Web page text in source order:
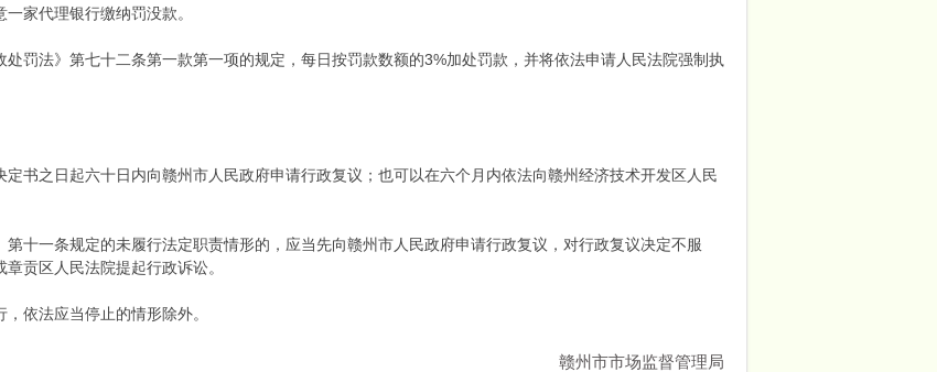
家代理银行缴纳罚没款。
罚法》第七十二条第一款第一项的规定，每日按罚款数额的3%加处罚款，并将依法申请人民法院强制执
书之日起六十日内向赣州市人民政府申请行政复议；也可以在六个月内依法向赣州经济技术开发区人民
十一条规定的未履行法定职责情形的，应当先向赣州市人民政府申请行政复议，对行政复议决定不服
贡区人民法院提起行政诉讼。
依法应当停止的情形除外。
赣州市市场监督管理局